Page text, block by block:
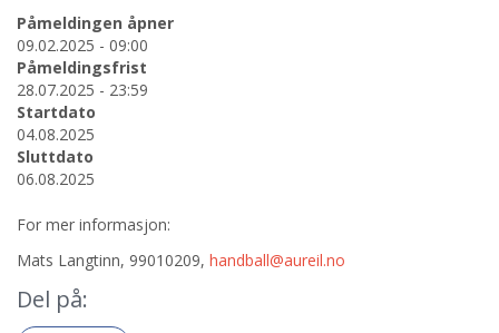
Påmeldingen åpner
09.02.2025 - 09:00
Påmeldingsfrist
28.07.2025 - 23:59
Startdato
04.08.2025
Sluttdato
06.08.2025
For mer informasjon:
Mats Langtinn, 99010209, handball@aureil.no
Del på: